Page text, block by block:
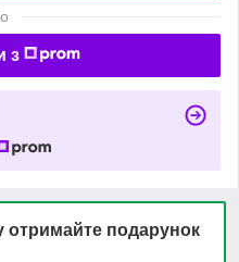
з
отримайте подарунок